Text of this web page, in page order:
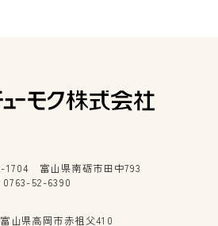
1704 富山県南砺市田中793
52-6390
山県高岡市赤祖父410